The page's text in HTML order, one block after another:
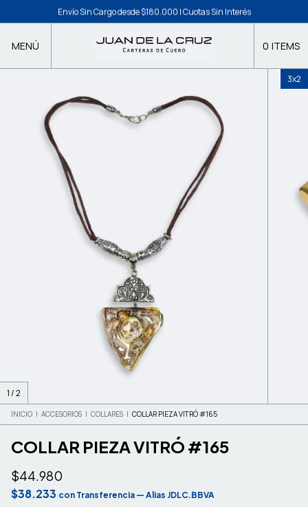
Envío Sin Cargo desde $180.000 | Cuotas Sin Interés
MENÚ 0 ITEMS
3x2
1/2
INICIO | ACCESORIOS | COLLARES | COLLAR PIEZA VITRÓ #165
COLLAR PIEZA VITRÓ #165
$44.980
$38.233 con Transferencia — Alias JDLC.BBVA